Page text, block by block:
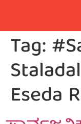
Tag:
Eseda